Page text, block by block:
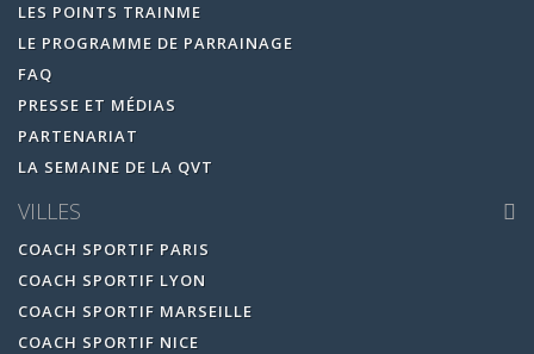
LES POINTS TRAINME
LE PROGRAMME DE PARRAINAGE
FAQ
PRESSE ET MÉDIAS
PARTENARIAT
LA SEMAINE DE LA QVT
VILLES
COACH SPORTIF PARIS
COACH SPORTIF LYON
COACH SPORTIF MARSEILLE
COACH SPORTIF NICE